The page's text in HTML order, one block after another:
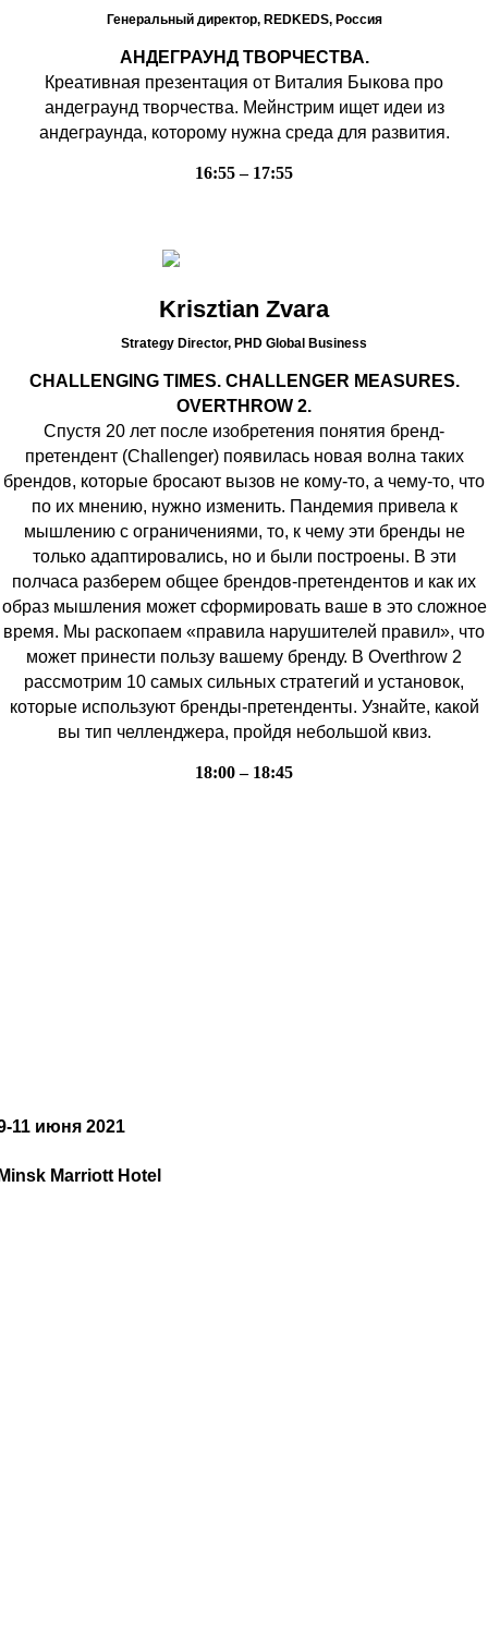
Генеральный директор, REDKEDS, Россия
АНДЕГРАУНД ТВОРЧЕСТВА.
Креативная презентация от Виталия Быкова про
андеграунд творчества. Мейнстрим ищет идеи из
андеграунда, которому нужна среда для развития.
16:55 – 17:55
Krisztian Zvara
Strategy Director, PHD Global Business
CHALLENGING TIMES. CHALLENGER MEASURES.
OVERTHROW 2.
Спустя 20 лет после изобретения понятия бренд-
претендент (Challenger) появилась новая волна таких
брендов, которые бросают вызов не кому-то, а чему-то, что
по их мнению, нужно изменить. Пандемия привела к
мышлению с ограничениями, то, к чему эти бренды не
только адаптировались, но и были построены. В эти
полчаса разберем общее брендов-претендентов и как их
образ мышления может сформировать ваше в это сложное
время. Мы раскопаем «правила нарушителей правил», что
может принести пользу вашему бренду. В Overthrow 2
рассмотрим 10 самых сильных стратегий и установок,
которые используют бренды-претенденты. Узнайте, какой
вы тип челленджера, пройдя небольшой квиз.
18:00 – 18:45
Marriott Hotel
11 июня 2021